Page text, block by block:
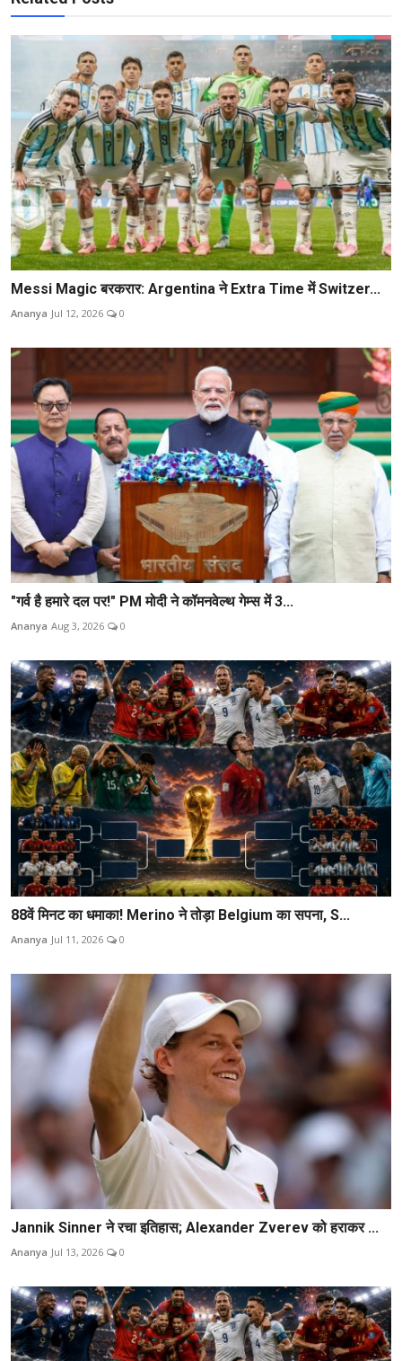
Messi Magic बरकरार: Argentina ने Extra Time में Switzer...
Ananya Jul 12, 2026 0
"गर्व है हमारे दल पर!" PM मोदी ने कॉमनवेल्थ गेम्स में 3...
Ananya Aug 3, 2026 0
88वें मिनट का धमाका! Merino ने तोड़ा Belgium का सपना, S...
Ananya Jul 11, 2026 0
Jannik Sinner ने रचा इतिहास; Alexander Zverev को हराकर ...
Ananya Jul 13, 2026 0